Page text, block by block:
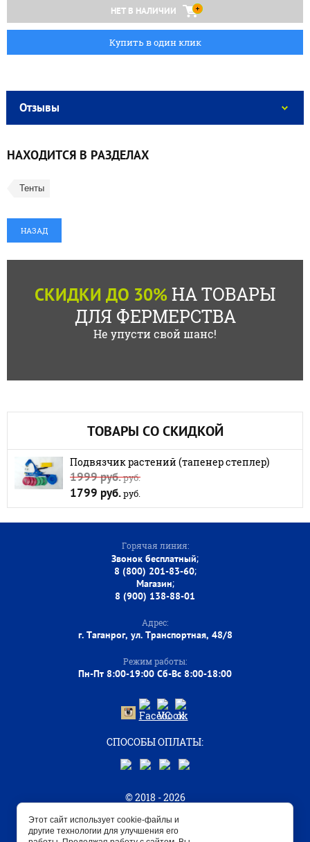
НЕТ В НАЛИЧИИ
Купить в один клик
Отзывы
НАХОДИТСЯ В РАЗДЕЛАХ
Тенты
НАЗАД
СКИДКИ ДО 30%НА ТОВАРЫ
ДЛЯ ФЕРМЕРСТВА
Не упусти свой шанс!
ТОВАРЫ СО СКИДКОЙ
Подвязчик растений (тапенер степлер)
1999 руб.руб.
1799 руб.руб.
Горячая линия:
Звонок бесплатный;
8 (800) 201-83-60;
Магазин;
8 (900) 138-88-01
Адрес:
г. Таганрог, ул. Транспортная, 48/8
Режим работы:
Пн-Пт 8:00-19:00 Сб-Вс 8:00-18:00
СПОСОБЫ ОПЛАТЫ:
© 2018 - 2026
Этот сайт использует cookie-файлы и
другие технологии для улучшения его